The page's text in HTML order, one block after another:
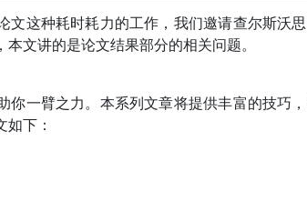
文这种耗时耗力的工作，我们邀请查尔斯沃
文讲的是论文结果部分的相关问题。
你一臂之力。本系列文章将提供丰富的技巧
下：